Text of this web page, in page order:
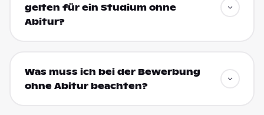
gelten für ein Studium ohne
Abitur?
Was muss ich bei der Bewerbung
ohne Abitur beachten?